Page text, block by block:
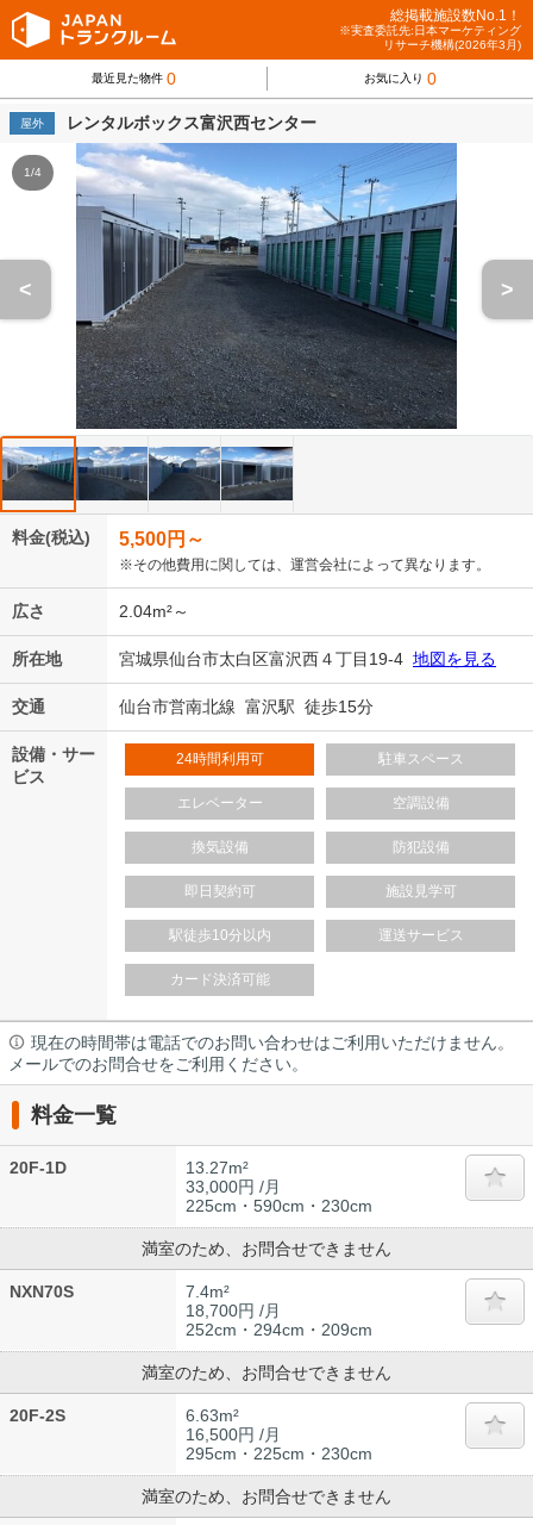
総掲載施設数No.1！
※実査委託先:日本マーケティング
リサーチ機構(2026年3月)
最近見た物件 0 お気に入り 0
屋外 レンタルボックス富沢西センター
1/4
< >
料金(税込) 5,500円～
※その他費用に関しては、運営会社によって異なります。
広さ 2.04m²～
所在地 宮城県仙台市太白区富沢西４丁目19-4 地図を見る
交通 仙台市営南北線 富沢駅 徒歩15分
設備・サー
ビス
24時間利用可 駐車スペース
エレベーター 空調設備
換気設備 防犯設備
即日契約可 施設見学可
駅徒歩10分以内 運送サービス
カード決済可能
現在の時間帯は電話でのお問い合わせはご利用いただけません。
メールでのお問合せをご利用ください。
料金一覧
20F-1D
13.27m²
33,000円 /月
225cm・590cm・230cm
満室のため、お問合せできません
NXN70S
7.4m²
18,700円 /月
252cm・294cm・209cm
満室のため、お問合せできません
20F-2S
6.63m²
16,500円 /月
295cm・225cm・230cm
満室のため、お問合せできません